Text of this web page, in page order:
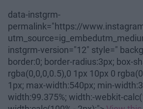
data-instgrm-
permalink="https://
instgrm-version="12" style="
border:0; border-radius:3px; box-
rgba(0,0,0,0.5),0 1px 10px 0
1px; max-width:540px; min-
width:99.375%; width:-webkit-